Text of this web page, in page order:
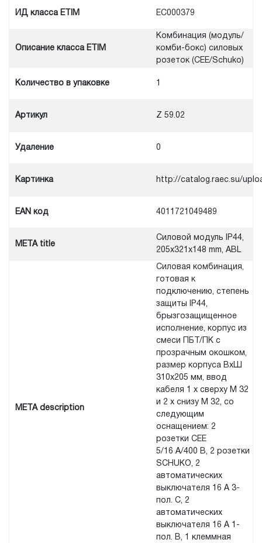
ИД класса ETIM EC000379
Описание класса ETIM
Комбинация (модуль/
комби-бокс) силовых
розеток (CEE/Schuko)
Количество в упаковке 1
Артикул Z 59.02
Удаление 0
Картинка http://catalog.raec.su/
EAN код 4011721049489
META title
Силовой модуль IP44,
205x321x148 mm, ABL
META description
Силовая комбинация,
готовая к
подключению, степень
защиты IP44,
брызгозащищенное
исполнение, корпус из
смеси ПБТ/ПК с
прозрачным окошком,
размер корпуса ВxШ
310x205 мм, ввод
кабеля 1 x сверху M 32
и 2 x снизу M 32, со
следующим
оснащением: 2
розетки CEE
5/16 А/400 В, 2 розетки
SCHUKO, 2
автоматических
выключателя 16 А 3-
пол. C, 2
автоматических
выключателя 16 А 1-
пол. B, 1 клеммная